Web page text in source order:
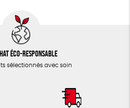
éco-responsable
sélectionnés avec soin